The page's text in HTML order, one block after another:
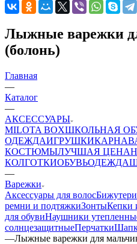
Лыжные варежки
(болонь)
Главная
—
Каталог
—
АКСЕССУАРЫ
MILOTA BOXШКОЛЬНАЯ
ОДЕЖДАИГРУШКИ
КОСТЮМЫЛУЧШАЯ ЦЕНА
КОЛГОТКИОБУВЬОДЕЖДА
—
Варежки
Аксессуары для волос
ремни и подтяжкиЗонтыКепки
для обувиНаушники
солнцезащитныеПерчатки
—Лыжные варежки для